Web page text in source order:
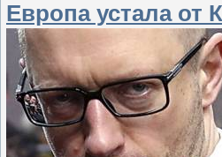
Европа устала от